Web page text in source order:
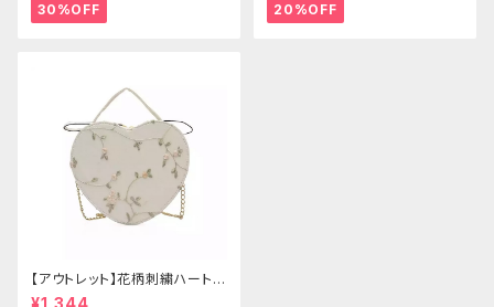
30%OFF 20%OFF
【アウトレット】花柄刺繍ハートバ
ッグ
¥1,344